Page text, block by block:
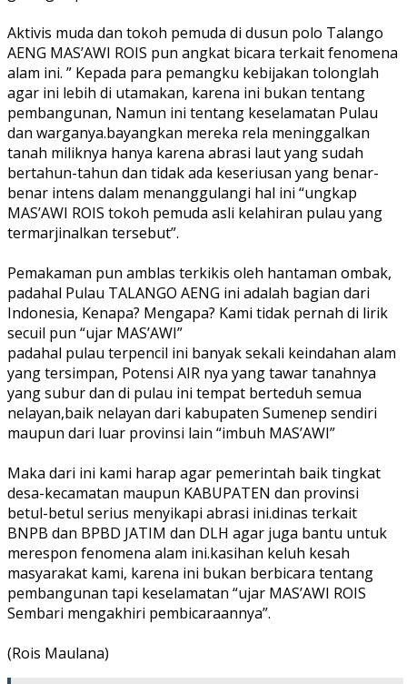
Aktivis muda dan tokoh pemuda di dusun polo Talango
AENG MAS’AWI ROIS pun angkat bicara terkait fenomena
alam ini. ” Kepada para pemangku kebijakan tolonglah
agar ini lebih di utamakan, karena ini bukan tentang
pembangunan, Namun ini tentang keselamatan Pulau
dan warganya.bayangkan mereka rela meninggalkan
tanah miliknya hanya karena abrasi laut yang sudah
bertahun-tahun dan tidak ada keseriusan yang benar-
benar intens dalam menanggulangi hal ini “ungkap
MAS’AWI ROIS tokoh pemuda asli kelahiran pulau yang
termarjinalkan tersebut”.
Pemakaman pun amblas terkikis oleh hantaman ombak,
padahal Pulau TALANGO AENG ini adalah bagian dari
Indonesia, Kenapa? Mengapa? Kami tidak pernah di lirik
secuil pun “ujar MAS’AWI”
padahal pulau terpencil ini banyak sekali keindahan alam
yang tersimpan, Potensi AIR nya yang tawar tanahnya
yang subur dan di pulau ini tempat berteduh semua
nelayan,baik nelayan dari kabupaten Sumenep sendiri
maupun dari luar provinsi lain “imbuh MAS’AWI”
Maka dari ini kami harap agar pemerintah baik tingkat
desa-kecamatan maupun KABUPATEN dan provinsi
betul-betul serius menyikapi abrasi ini.dinas terkait
BNPB dan BPBD JATIM dan DLH agar juga bantu untuk
merespon fenomena alam ini.kasihan keluh kesah
masyarakat kami, karena ini bukan berbicara tentang
pembangunan tapi keselamatan “ujar MAS’AWI ROIS
Sembari mengakhiri pembicaraannya”.
(Rois Maulana)